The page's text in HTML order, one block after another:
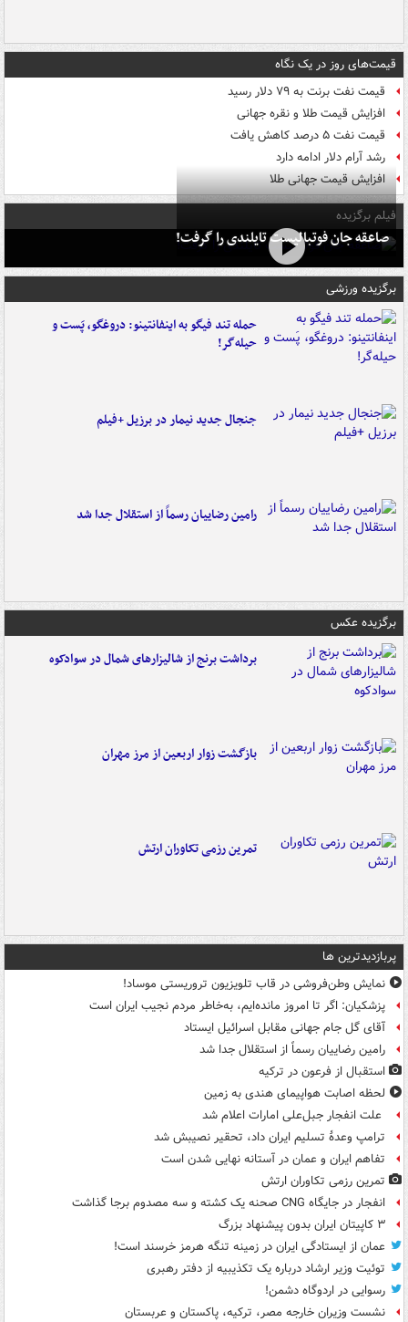
قیمت‌های روز در یک نگاه
قیمت نفت برنت به ۷۹ دلار رسید
افزایش قیمت طلا و نقره جهانی
قیمت نفت ۵ درصد کاهش یافت
رشد آرام دلار ادامه دارد
افزایش قیمت جهانی طلا
فیلم برگزیده
صاعقه جان فوتبالیست تایلندی را گرفت!
برگزیده ورزشی
حمله تند فیگو به اینفانتینو: دروغگو، پَست‌ و
حیله‌گر!
جنجال جدید نیمار در برزیل +فیلم
رامین رضاییان رسماً از استقلال جدا شد
برگزیده عکس
برداشت برنج از شالیزارهای شمال در سوادکوه
بازگشت زوار اربعین از مرز مهران
تمرین رزمی تکاوران ارتش
پربازدیدترین ها
نمایش وطن‌فروشی در قاب تلویزیون تروریستی موساد!
پزشکیان: اگر تا امروز مانده‌ایم، به‌خاطر مردم نجیب ایران است
آقای گل جام جهانی مقابل اسرائیل ایستاد
رامین رضاییان رسماً از استقلال جدا شد
استقبال از فرعون در ترکیه
لحظه اصابت هواپیمای هندی به زمین
علت انفجار جبل‌علی امارات اعلام شد
ترامپ وعدۀ تسلیم ایران داد، تحقیر نصیبش شد
تفاهم ایران و عمان در آستانه نهایی شدن است
تمرین رزمی تکاوران ارتش
انفجار در جایگاه CNG صحنه یک کشته و سه مصدوم برجا گذاشت
۳ کاپیتان ایران بدون پیشنهاد بزرگ
عمان از ایستادگی ایران در زمینه تنگه هرمز خرسند است!
توئیت وزیر ارشاد درباره یک تکذیبیه از دفتر رهبری
رسوایی در اردوگاه دشمن!
نشست وزیران خارجه مصر، ترکیه، پاکستان و عربستان